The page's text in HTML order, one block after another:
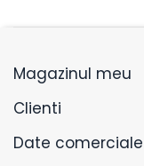
Magazinul meu
Clienti
Date comerciale